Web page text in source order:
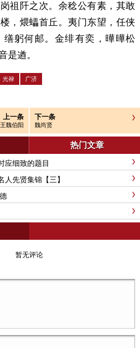
祖阡之次。余稔公有素，其敢
，煨蠝首丘。夷门东望，任侠
缮躬何邮。金绯有奕，曄曄松
是遒。
光禄 广济
上一条
魏伯阳
下一条
魏尚贤
热门文章
应细致的题目
先贤集锦【三】
暂无评论